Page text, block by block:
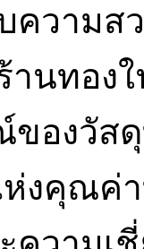
ความ
นทอง
องวัส
งคุณค่